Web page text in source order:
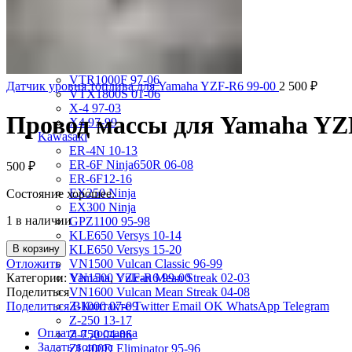
VRX400 95-96
VTR1000F 97-06
VTX1800S 01-06
X-4 97-03
X4 97-99
Kawasaki
ER-4N 10-13
ER-6F Ninja650R 06-08
ER-6F12-16
EX250 Ninja
EX300 Ninja
GPZ1100 95-98
KLE650 Versys 10-14
KLE650 Versys 15-20
VN1500 Vulcan Classic 96-99
VN1500 Vulcan Mean Streak 02-03
VN1600 Vulcan Mean Streak 04-08
Z-1000 07-09
Z-250 13-17
Z-750 04-06
ZL400D Eliminator 95-96
Датчик уровня топлива для Yamaha YZF-R6 99-00 2 500 ₽
Провод массы для Yamaha
500 ₽
Состояние хорошее.
1 в наличии
В корзину
Отложить
Категории:Yamaha,YZF-R6 99-00
Поделиться
Поделиться ВКонтакте Twitter Email OK WhatsApp Telegram
Оплата и доставка
Задать вопрос